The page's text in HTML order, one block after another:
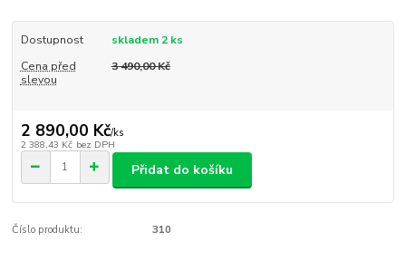
Dostupnost
skladem 2 ks
Cena před
slevou
3 490,00 Kč
2 890,00 Kč/ks
2 388,43 Kč bez DPH
Přidat do košíku
Číslo produktu: 310